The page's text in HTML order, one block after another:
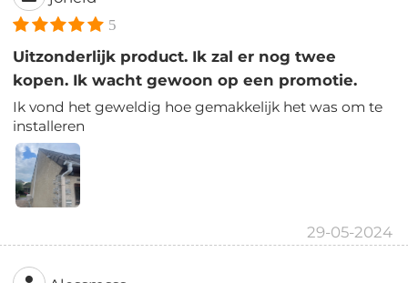
5
Uitzonderlijk product. Ik zal er nog twee
kopen. Ik wacht gewoon op een promotie.
Ik vond het geweldig hoe gemakkelijk het was om te
installeren
29-05-2024